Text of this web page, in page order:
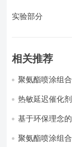
实验部分
相关推荐
聚氨酯喷涂组
热敏延迟催化
基于环保理念
聚氨酯喷涂组